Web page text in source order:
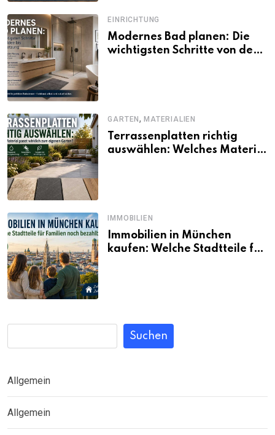
EINRICHTUNG
Modernes Bad planen: Die
wichtigsten Schritte von der
GARTEN,MATERIALIEN
Terrassenplatten richtig
auswählen: Welches Material
IMMOBILIEN
Immobilien in München
kaufen: Welche Stadtteile für
Suchen
Allgemein
Allgemein